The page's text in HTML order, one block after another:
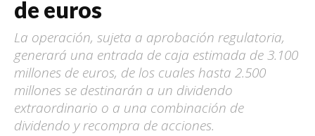
de euros
La operación, sujeta a aprobación regulatoria,
generará una entrada de caja estimada de 3.100
millones de euros, de los cuales hasta 2.500
millones se destinarán a un dividendo
extraordinario o a una combinación de
dividendo y recompra de acciones.